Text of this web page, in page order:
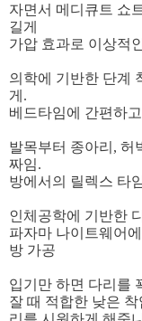
자면서 메디큐트 쇼
길게
가압 효과로 이상적
의학에 기반한 단계
게.
베드타임에 간편하
발목부터 종아리, 허
짜임.
방에서의 릴렉스 타
인체공학에 기반한
파자마 나이트웨어
방 가공
입기만 하면 다리를
잘 때 적합한 낮은